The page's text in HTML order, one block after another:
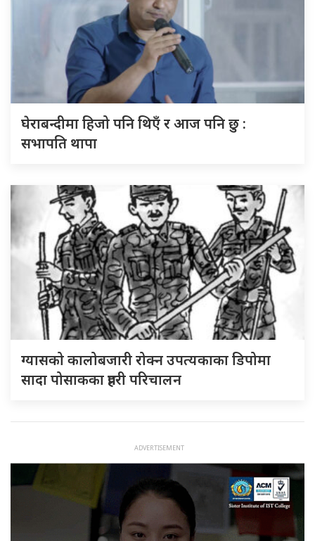
घेराबन्दीमा हिजो पनि थिएँ र आज पनि छु :
सभापति थापा
ग्यासको कालोबजारी रोक्न उपत्यकाका डिपोमा
सादा पोसाकका प्रहरी परिचालन